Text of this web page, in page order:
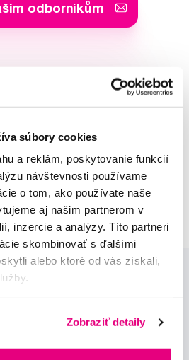
súbory cookies
a reklám, poskytovanie funkcií
návštevnosti používame
o tom, ako používate naše
aj našim partnerom v
inzercie a analýzy. Títo partneri
skombinovať s ďalšími
alebo ktoré od vás získali,
Zobraziť detaily
odborníkům
Vokůrková
konzultácia dentálnej